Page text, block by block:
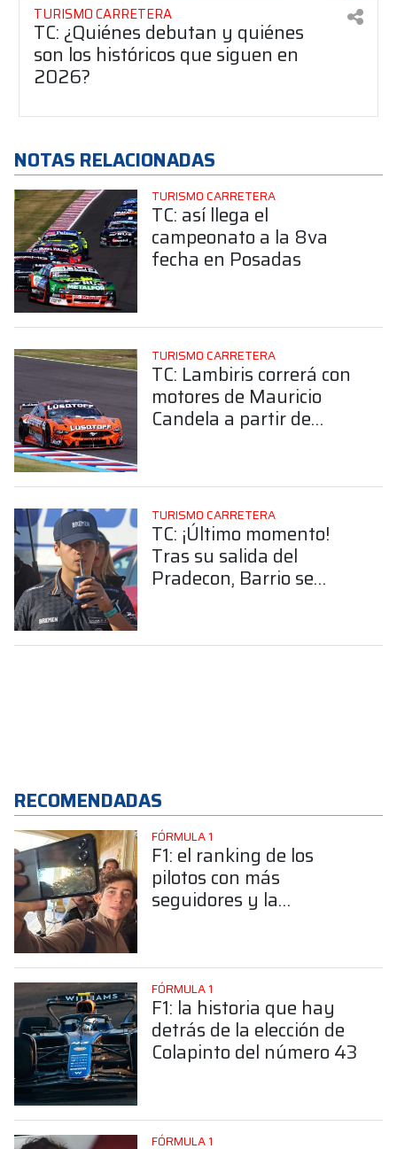
TURISMO CARRETERA
TC: ¿Quiénes debutan y quiénes
son los históricos que siguen en
2026?
NOTAS RELACIONADAS
TURISMO CARRETERA
TC: así llega el
campeonato a la 8va
fecha en Posadas
TURISMO CARRETERA
TC: Lambiris correrá con
motores de Mauricio
Candela a partir de
TURISMO CARRETERA
TC: ¡Último momento!
Tras su salida del
Pradecon, Barrio se
RECOMENDADAS
FÓRMULA 1
F1: el ranking de los
pilotos con más
seguidores y la
FÓRMULA 1
F1: la historia que hay
detrás de la elección de
Colapinto del número 43
FÓRMULA 1